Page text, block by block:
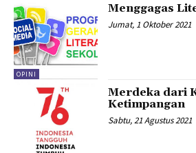
OPINI
Menggagas
Jumat, 1 Oktober 2021
Merdeka dari
Ketimpangan
Sabtu, 21 Agustus 2021